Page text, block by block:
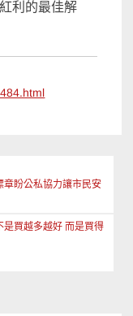
利的最佳解
章盼公私協力讓市民安
是買越多越好 而是買得